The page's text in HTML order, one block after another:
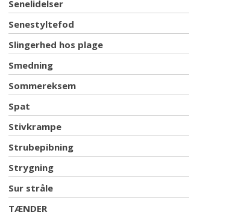
Senelidelser
Senestyltefod
Slingerhed hos plage
Smedning
Sommereksem
Spat
Stivkrampe
Strubepibning
Strygning
Sur stråle
TÆNDER